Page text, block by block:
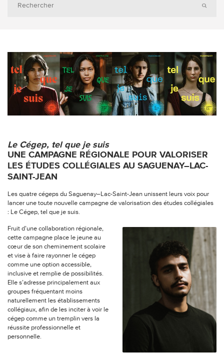
Le Cégep, tel que je suis
UNE CAMPAGNE RÉGIONALE POUR VALORISER
LES ÉTUDES COLLÉGIALES AU SAGUENAY–LAC-
SAINT-JEAN
Les quatre cégeps du Saguenay–Lac-Saint-Jean unissent leurs voix pour
lancer une toute nouvelle campagne de valorisation des études collégiales
: Le Cégep, tel que je suis.
Fruit d’une collaboration régionale,
cette campagne place le jeune au
cœur de son cheminement scolaire
et vise à faire rayonner le cégep
comme une option accessible,
inclusive et remplie de possibilités.
Elle s’adresse principalement aux
groupes fréquentant moins
naturellement les établissements
collégiaux, afin de les inciter à voir le
cégep comme un tremplin vers la
réussite professionnelle et
personnelle.